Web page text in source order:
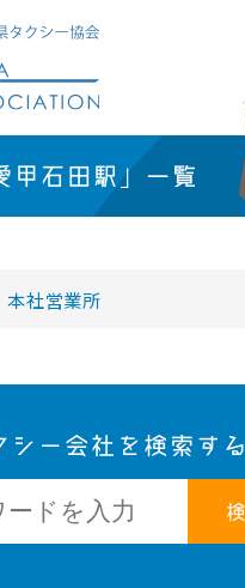
甲石田駅」一覧
社営業所
シー会社を検索する